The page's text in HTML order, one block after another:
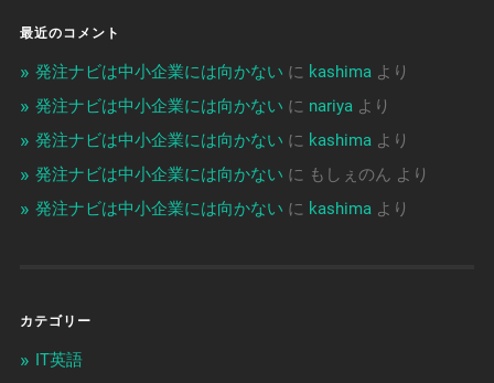
最近のコメント
発注ナビは中小企業には向かない に kashimaより
発注ナビは中小企業には向かない に nariyaより
発注ナビは中小企業には向かない に kashimaより
発注ナビは中小企業には向かない に もしぇのん より
発注ナビは中小企業には向かない に kashimaより
カテゴリー
IT英語